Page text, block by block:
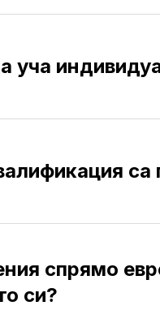
уча
са
спрямо
си?